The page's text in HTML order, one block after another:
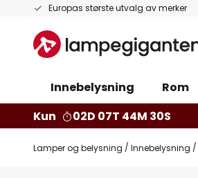
Europas største utvalg av merker
Hopp
innhold
Innebelysning
Rom
Kun
02D 07T 44M 30S
Lamper og belysning Innebelysning